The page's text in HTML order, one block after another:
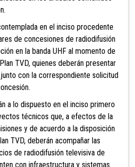
en el inciso procedente
de concesiones de radiodifusión
en la banda UHF al momento de
TVD, quienes deberán presentar
con la correspondiente solicitud
a lo dispuesto en el inciso primero
técnicos que, a efectos de la
y de acuerdo a la disposición
TVD, deberán acompañar las
de radiodifusión televisiva de
con infraestructura y sistemas